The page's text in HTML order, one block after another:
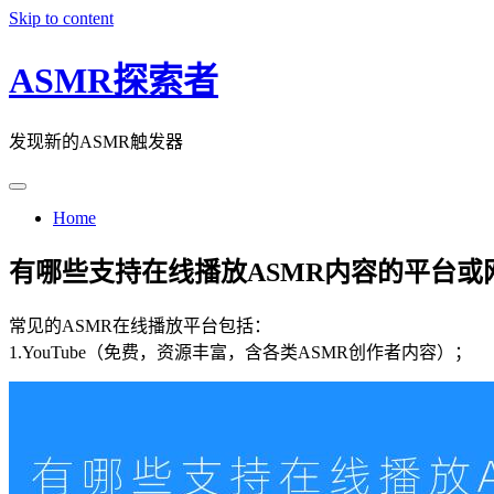
Skip to content
ASMR探索者
发现新的ASMR触发器
Home
有哪些支持在线播放ASMR内容的平台或
常见的ASMR在线播放平台包括：
1.YouTube（免费，资源丰富，含各类ASMR创作者内容）；